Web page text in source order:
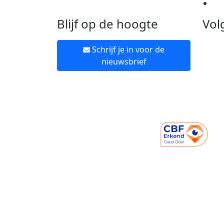
Blijf op de hoogte
Schrijf je in voor de
nieuwsbrief